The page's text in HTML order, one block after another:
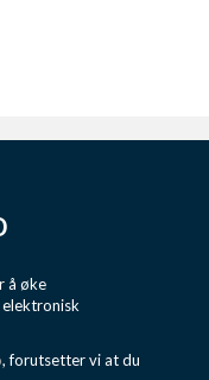
å øke
, forutsetter vi at du